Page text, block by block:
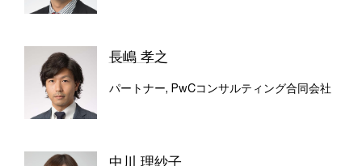
長嶋 孝之
パートナー, PwCコンサルティング合同会社
中川 理紗子